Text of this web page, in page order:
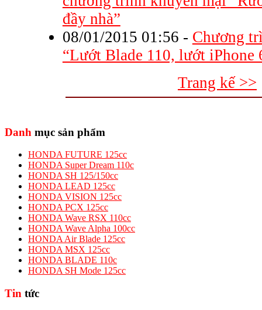
đầy nhà”
08/01/2015 01:56 - Chương
“Lướt Blade 110, lướt iPhone
Trang kế >>
Danh mục sản phẩm
HONDA FUTURE 125cc
HONDA Super Dream 110c
HONDA SH 125/150cc
HONDA LEAD 125cc
HONDA VISION 125cc
HONDA PCX 125cc
HONDA Wave RSX 110cc
HONDA Wave Alpha 100cc
HONDA Air Blade 125cc
HONDA MSX 125cc
HONDA BLADE 110c
HONDA SH Mode 125cc
Tin tức